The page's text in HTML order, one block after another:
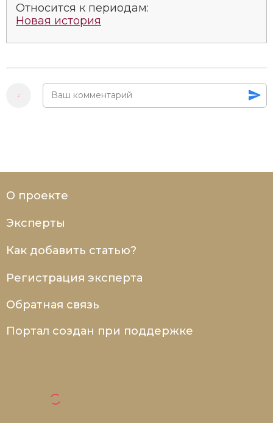
Относится к периодам:
Новая история
О проекте
Эксперты
Как добавить статью?
Регистрация эксперта
Обратная связь
Портал создан при поддержке